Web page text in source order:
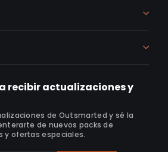
recibir actualizaciones y
de Outsmarted y sé la
de nuevos packs de
y ofertas especiales.